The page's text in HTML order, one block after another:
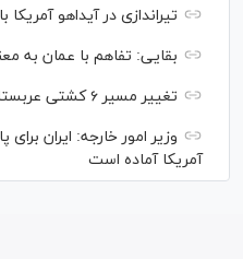
تیراندازی در آیداهو آمریکا با ۳ کشته و چند زخمی
بقایی: تفاهم با عمان به
تغییر مسیر ۶ کشتی عربستانی در پی تهدید ارتش یمن
وزیر امور خارجه: ایران
آمریکا آماده است